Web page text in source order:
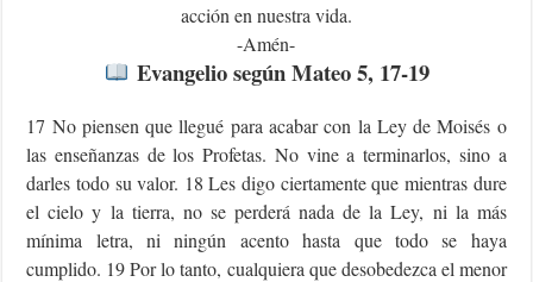
acción en nuestra vida.
-Amén-
Evangelio según Mateo 5, 17-19
17 No piensen que llegué para acabar con la Ley de Moisés o
las enseñanzas de los Profetas. No vine a terminarlos, sino a
darles todo su valor. 18 Les digo ciertamente que mientras dure
el cielo y la tierra, no se perderá nada de la Ley, ni la más
mínima letra, ni ningún acento hasta que todo se haya
cumplido. 19 Por lo tanto, cualquiera que desobedezca el menor